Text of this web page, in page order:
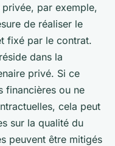
privée, par exemple,
de réaliser le
fixé par le contrat.
dans la
privé. Si ce
financières ou ne
cela peut
sur la qualité du
peuvent être mitigés